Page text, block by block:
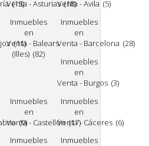
(15)
Venta - Asturias (18)Venta - Avila (5)
(11)
Inmuebles
en
Venta - Balears
(Illes) (82)
Inmuebles
en
Venta - Barcelona (28)
Inmuebles
en
Venta - Burgos (3)
(9)
Inmuebles
en
Venta - Castellón (17)
Inmuebles
en
Venta - Cáceres (6)
Inmuebles
Inmuebles